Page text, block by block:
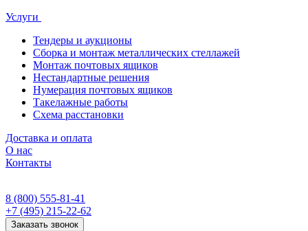
Услуги
Тендеры и аукционы
Сборка и монтаж металлических стеллажей
Монтаж почтовых ящиков
Нестандартные решения
Нумерация почтовых ящиков
Такелажные работы
Схема расстановки
Доставка и оплата
О нас
Контакты
8 (800) 555-81-41
+7 (495) 215-22-62
Заказать звонок